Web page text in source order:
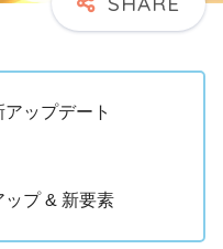
アップデート
プ & 新要素